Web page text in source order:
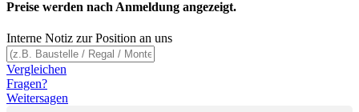
Preise werden nach Anmeldung angezeigt.
Interne Notiz zur Position an uns
Vergleichen
Fragen?
Weitersagen